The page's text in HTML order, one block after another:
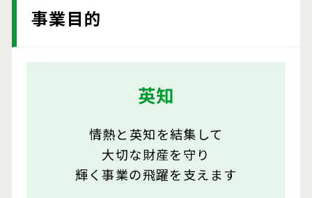
事業目的
英知
情熱と英知を結集して
大切な財産を守り
輝く事業の飛躍を支えます